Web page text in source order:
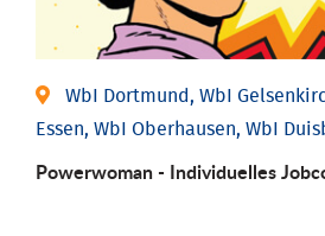
WbI Dortmund, WbI
Essen, WbI Oberhausen, WbI
Powerwoman - Individu­elles